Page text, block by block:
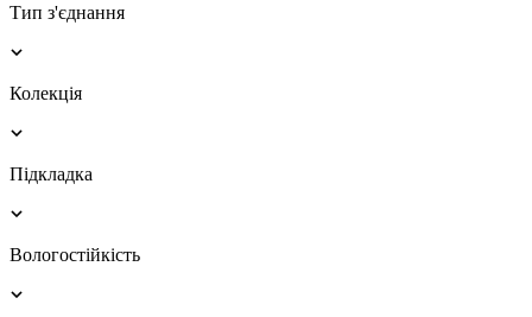
Тип з'єднання
Колекція
Підкладка
Вологостійкість